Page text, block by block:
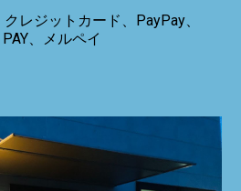
クレジットカード、 PayPay、
、メルペイ